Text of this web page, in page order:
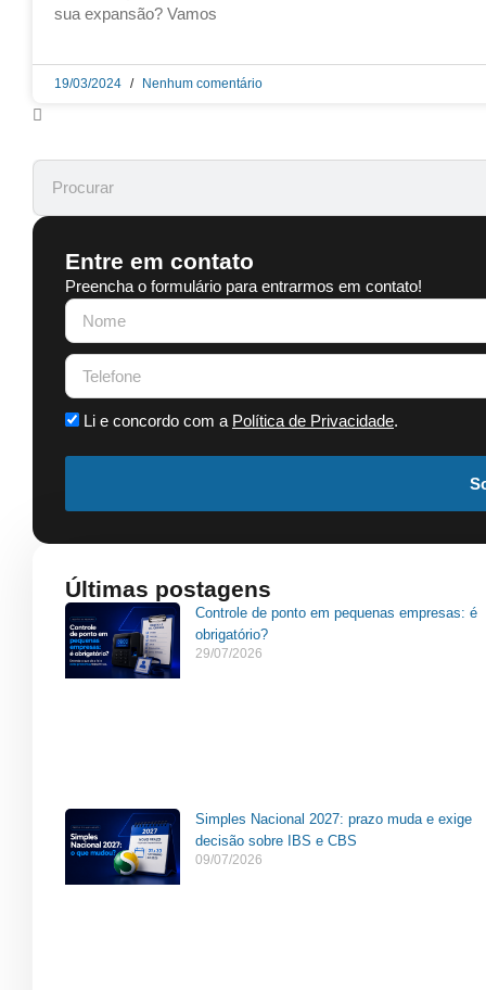
sua expansão? Vamos
19/03/2024 Nenhum comentário
Entre em contato
Preencha o formulário para entrarmos em contato!
Li e concordo com a Política de Privacidade.
Últimas postagens
Controle de ponto em pequenas empresas: é
obrigatório?
29/07/2026
Simples Nacional 2027: prazo muda e exige
decisão sobre IBS e CBS
09/07/2026